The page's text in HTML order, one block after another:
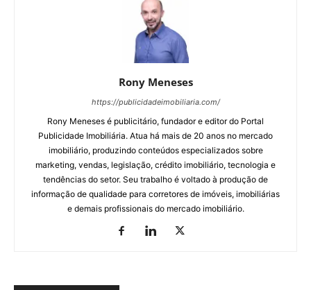
Rony Meneses
https://publicidadeimobiliaria.com/
Rony Meneses é publicitário, fundador e editor do Portal
Publicidade Imobiliária. Atua há mais de 20 anos no mercado
imobiliário, produzindo conteúdos especializados sobre
marketing, vendas, legislação, crédito imobiliário, tecnologia e
tendências do setor. Seu trabalho é voltado à produção de
informação de qualidade para corretores de imóveis, imobiliárias
e demais profissionais do mercado imobiliário.